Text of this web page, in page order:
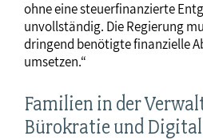
ohne eine steuerfinanzierte
unvollständig. Die Regierung
dringend benötigte finanzielle
umsetzen.“
Familien in der
Bürokratie und